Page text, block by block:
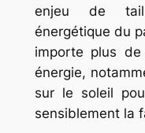
enjeu de
énergétique du
importe plus
énergie,
sur le soleil
sensiblement la